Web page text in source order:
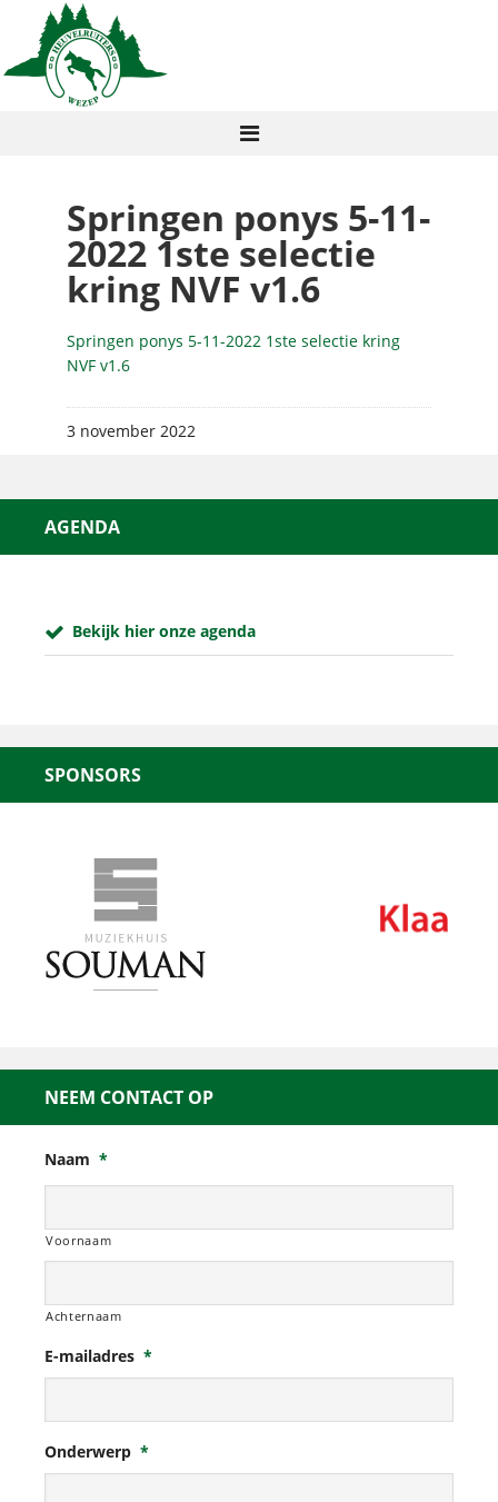
Springen ponys 5-11-
2022 1ste selectie
kring NVF v1.6
Springen ponys 5-11-2022 1ste selectie kring
NVF v1.6
3 november 2022
AGENDA
Bekijk hier onze agenda
SPONSORS
NEEM CONTACT OP
Naam *
Voornaam
Achternaam
E-mailadres *
Onderwerp *